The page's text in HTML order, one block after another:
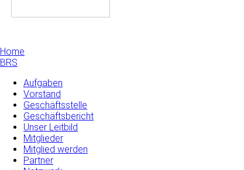
Home
BRS
Aufgaben
Vorstand
Geschäftsstelle
Geschäftsbericht
Unser Leitbild
Mitglieder
Mitglied werden
Partner